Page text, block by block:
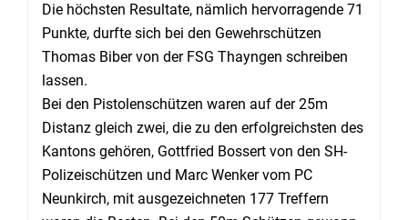
Die höchsten Resultate, nämlich hervorragende 71
Punkte, durfte sich bei den Gewehrschützen
Thomas Biber von der FSG Thayngen schreiben
lassen.
Bei den Pistolenschützen waren auf der 25m
Distanz gleich zwei, die zu den erfolgreichsten des
Kantons gehören, Gottfried Bossert von den SH-
Polizeischützen und Marc Wenker vom PC
Neunkirch, mit ausgezeichneten 177 Treffern